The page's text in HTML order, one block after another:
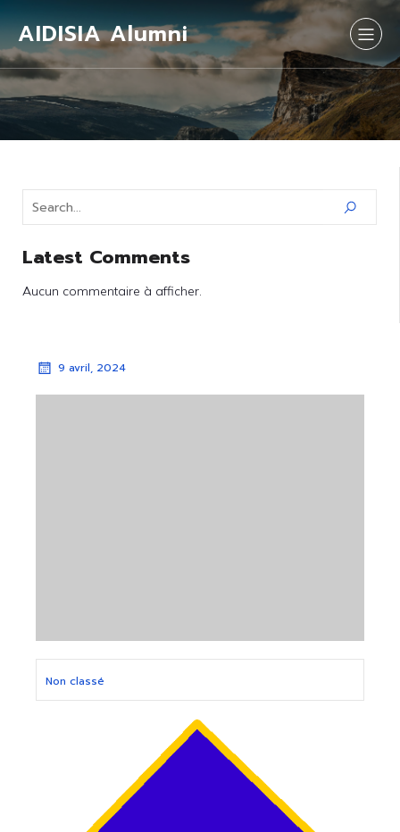
AIDISIA Alumni
Latest Comments
Aucun commentaire à afficher.
9 avril, 2024
Non classé